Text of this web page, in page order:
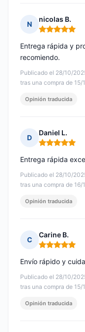
N
nicolas B.
Nota: 5 de 5
Publicado el 28/10/
tras una compra de 15/
Entrega rápida y
recomiendo.
Opinión traducida
D
Daniel L.
Nota: 5 de 5
Publicado el 28/10/
tras una compra de 16/
Entrega rápida
Opinión traducida
C
Carine B.
Nota: 5 de 5
Publicado el 28/10/
tras una compra de 15/
Envío rápido y
Opinión traducida